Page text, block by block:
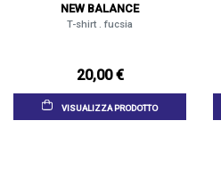
NEW BALANCE
T-shirt . fucsia
20,00 €
VISUALIZZA PRODOTTO